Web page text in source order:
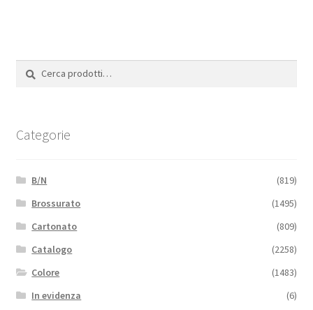
Categorie
B/N
(819)
Brossurato
(1495)
Cartonato
(809)
Catalogo
(2258)
Colore
(1483)
In evidenza
(6)